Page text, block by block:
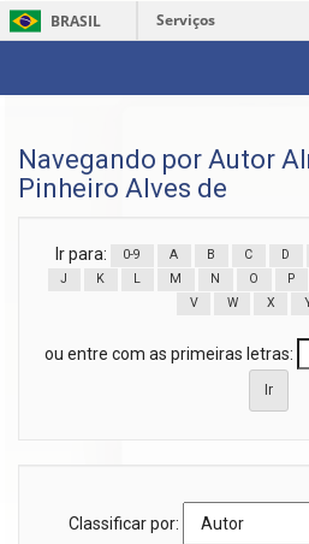
BRASIL
Serviços
Navegando por Autor
Pinheiro Alves de
Ir para: 0-9 A B C D
J
K L M N O P
V
W X
ou entre com as primeiras letras:
Classificar por: